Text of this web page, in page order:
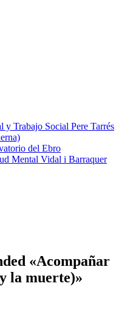
y Trabajo Social Pere Tarrés
del Ebro
Mental Vidal i Barraquer
«Acompañar
la muerte)»